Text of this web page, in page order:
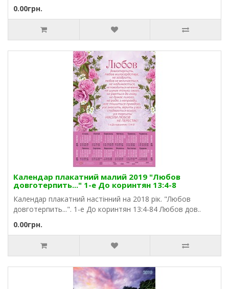
0.00грн.
Календар плакатний малий 2019 "Любов
довготерпить..." 1-е До коринтян 13:4-8
Календар плакатний настінний на 2018 рік. "Любов
довготерпить...". 1-е До коринтян 13:4-84 Любов дов..
0.00грн.